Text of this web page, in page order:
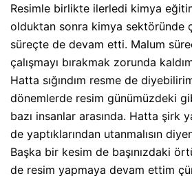
Resimle birlikte ilerledi kimya
olduktan sonra kimya sektöründe
süreçte de devam etti. Malum
çalışmayı bırakmak zorunda
Hatta sığındım resme de
dönemlerde resim günümüzdeki
bazı insanlar arasında. Hatta şirk
de yaptıklarından utanmalısın
Başka bir kesim de başınızdaki
de resim yapmaya devam ettim